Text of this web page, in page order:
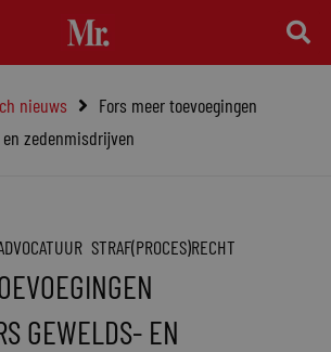
nieuws
Fors meer toevoegingen
zedenmisdrijven
STRAF(PROCES)RECHT
GEWELDS- EN